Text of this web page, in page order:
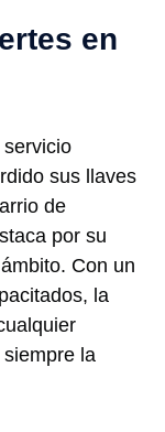
en
sus llaves
de
por su
Con un
la
la